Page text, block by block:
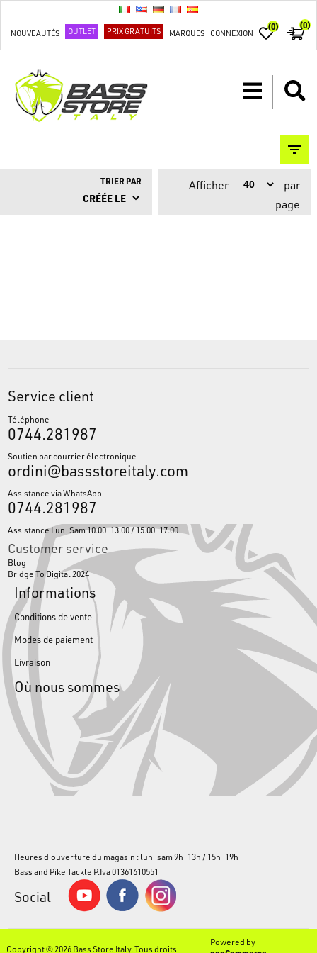
NOUVEAUTÉS OUTLET PRIX GRATUITS MARQUES CONNEXION
(0) (0)
TRIER PAR Afficher
par
page
Service client
Téléphone
0744.281987
Soutien par courrier électronique
ordini@bassstoreitaly.com
Assistance via WhatsApp
0744.281987
Assistance Lun-Sam 10.00-13.00 / 15.00-17.00
Customer service
Blog
Bridge To Digital 2024
Informations
Conditions de vente
Modes de paiement
Livraison
Où nous sommes
Heures d'ouverture du magasin : lun-sam 9h-13h / 15h-19h
Bass and Pike Tackle P.Iva 01361610551
Social
Copyright © 2026 Bass Store Italy. Tous droits
Powered by